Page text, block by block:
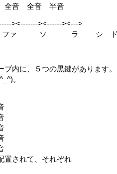
音 全音 半音
><-------><------><--->
ァ ソ ラ シ
内に、５つの黒鍵があります。
。
置されて、それぞれ